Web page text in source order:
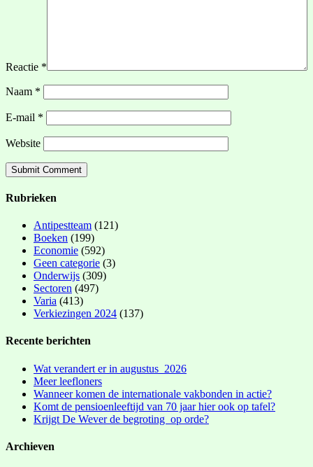
Reactie *
Naam *
E-mail *
Website
Rubrieken
Antipestteam (121)
Boeken (199)
Economie (592)
Geen categorie (3)
Onderwijs (309)
Sectoren (497)
Varia (413)
Verkiezingen 2024 (137)
Recente berichten
Wat verandert er in augustus 2026
Meer leefloners
Wanneer komen de internationale vakbonden in actie?
Komt de pensioenleeftijd van 70 jaar hier ook op tafel?
Krijgt De Wever de begroting op orde?
Archieven